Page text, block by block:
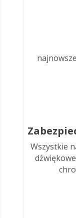
Wszystkie